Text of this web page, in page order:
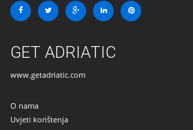
GET ADRIATIC
www.getadriatic.com
O nama
Uvjeti korištenja